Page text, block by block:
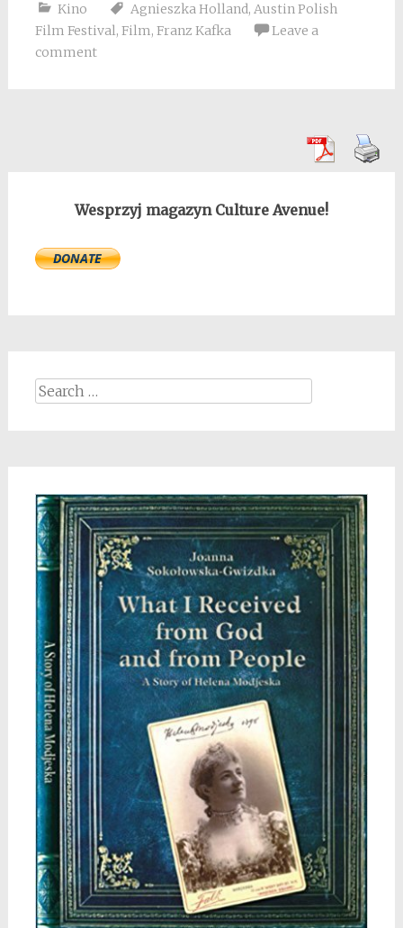
Kino Agnieszka Holland, Austin Polish
Film Festival, Film, Franz Kafka
Leave a
comment
Wesprzyj magazyn Culture Avenue!
Search